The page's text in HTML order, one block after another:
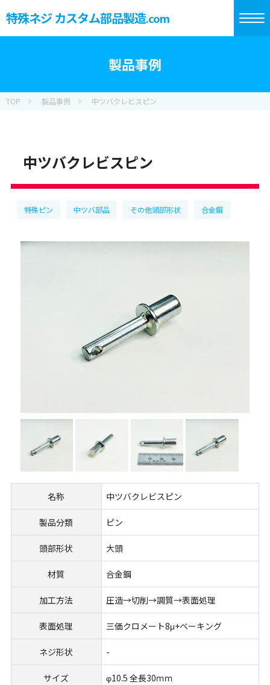
特殊ネジ カスタム部品製造.com
製品事例
TOP 製品事例 中ツバクレビスピン
中ツバクレビスピン
特殊ピン 中ツバ部品 その他頭部形状 合金鋼
名称 中ツバクレビスピン
製品分類 ピン
頭部形状 大頭
材質 合金鋼
加工方法 圧造→切削→調質→表面処理
表面処理 三価クロメート8μ+ベーキング
ネジ形状 -
サイズ φ10.5 全長30ｍｍ